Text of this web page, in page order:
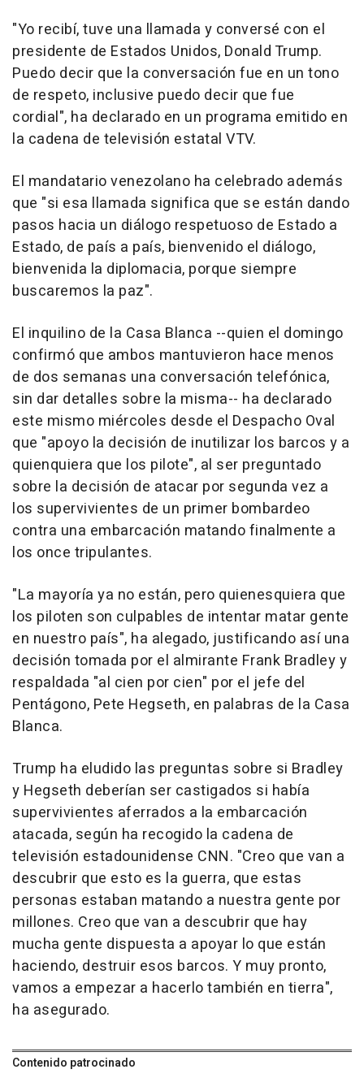
"Yo recibí, tuve una llamada y conversé con el
presidente de Estados Unidos, Donald Trump.
Puedo decir que la conversación fue en un tono
de respeto, inclusive puedo decir que fue
cordial", ha declarado en un programa emitido en
la cadena de televisión estatal VTV.
El mandatario venezolano ha celebrado además
que "si esa llamada significa que se están dando
pasos hacia un diálogo respetuoso de Estado a
Estado, de país a país, bienvenido el diálogo,
bienvenida la diplomacia, porque siempre
buscaremos la paz".
El inquilino de la Casa Blanca --quien el domingo
confirmó que ambos mantuvieron hace menos
de dos semanas una conversación telefónica,
sin dar detalles sobre la misma-- ha declarado
este mismo miércoles desde el Despacho Oval
que "apoyo la decisión de inutilizar los barcos y a
quienquiera que los pilote", al ser preguntado
sobre la decisión de atacar por segunda vez a
los supervivientes de un primer bombardeo
contra una embarcación matando finalmente a
los once tripulantes.
"La mayoría ya no están, pero quienesquiera que
los piloten son culpables de intentar matar gente
en nuestro país", ha alegado, justificando así una
decisión tomada por el almirante Frank Bradley y
respaldada "al cien por cien" por el jefe del
Pentágono, Pete Hegseth, en palabras de la Casa
Blanca.
Trump ha eludido las preguntas sobre si Bradley
y Hegseth deberían ser castigados si había
supervivientes aferrados a la embarcación
atacada, según ha recogido la cadena de
televisión estadounidense CNN. "Creo que van a
descubrir que esto es la guerra, que estas
personas estaban matando a nuestra gente por
millones. Creo que van a descubrir que hay
mucha gente dispuesta a apoyar lo que están
haciendo, destruir esos barcos. Y muy pronto,
vamos a empezar a hacerlo también en tierra",
ha asegurado.
Contenido patrocinado